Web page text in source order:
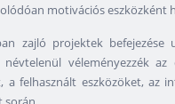
motivációs eszközként
zajló projektek
véleményezzék az
a felhasznált eszközöket, az